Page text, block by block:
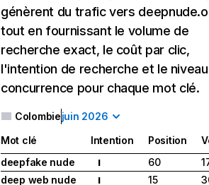
génèrent du trafic vers
tout en fournissant le volume de
recherche exact, le coût par clic,
l'intention de recherche et le
concurrence pour chaque mot clé.
Colombiejuin 2026
Mot clé Intention Position
deepfake nude
I 60
deep web nude
I 15